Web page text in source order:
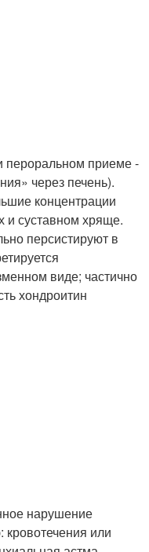
пероральном приеме -
через печень).
концентрации
и суставном хряще.
персистируют в
виде; частично
хондроитин
нарушение
или